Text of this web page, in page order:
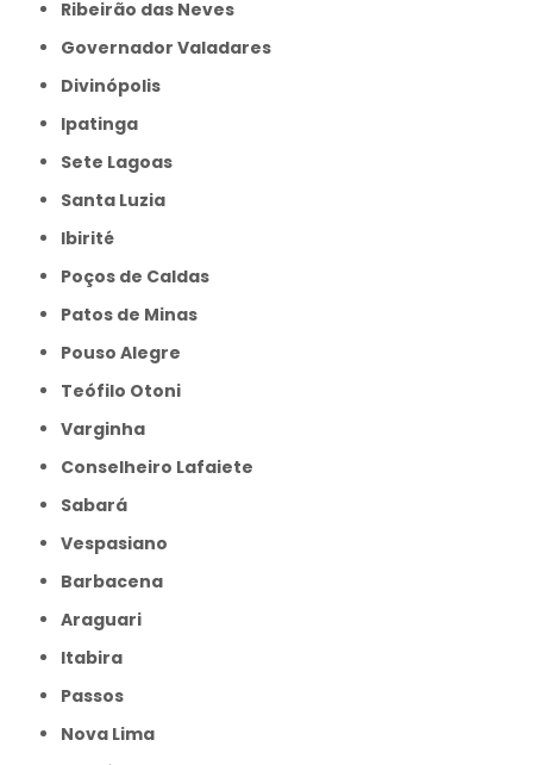
Ribeirão das Neves
Governador Valadares
Divinópolis
Ipatinga
Sete Lagoas
Santa Luzia
Ibirité
Poços de Caldas
Patos de Minas
Pouso Alegre
Teófilo Otoni
Varginha
Conselheiro Lafaiete
Sabará
Vespasiano
Barbacena
Araguari
Itabira
Passos
Nova Lima